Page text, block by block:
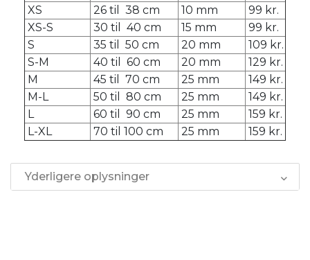
XS
26 til 38 cm 10 mm
99 kr.
XS-S
30 til 40 cm 15 mm
99 kr.
S
35 til 50 cm 20 mm
109 kr.
S-M
40 til 60 cm 20 mm
129 kr.
M
45 til 70 cm 25 mm
149 kr.
M-L
50 til 80 cm 25 mm
149 kr.
L
60 til 90 cm 25 mm
159 kr.
L-XL
70 til 100 cm 25 mm 159 kr.
Yderligere oplysninger